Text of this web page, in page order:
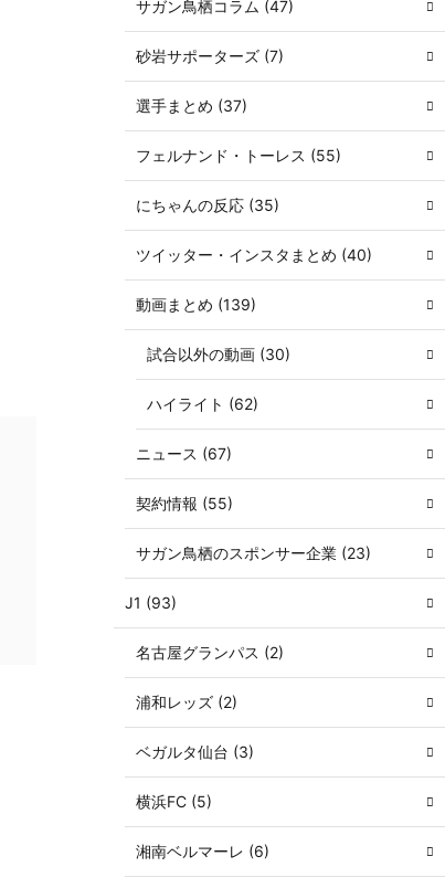
サガン鳥栖コラム (47)
砂岩サポーターズ (7)
選手まとめ (37)
フェルナンド・トーレス (55)
にちゃんの反応 (35)
ツイッター・インスタまとめ (40)
動画まとめ (139)
試合以外の動画 (30)
ハイライト (62)
ニュース (67)
契約情報 (55)
サガン鳥栖のスポンサー企業 (23)
J1 (93)
名古屋グランパス (2)
浦和レッズ (2)
ベガルタ仙台 (3)
横浜FC (5)
湘南ベルマーレ (6)